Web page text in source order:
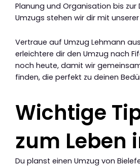
Planung und Organisation bis zur
Umzugs stehen wir dir mit unserer
Vertraue auf Umzug Lehmann
erleichtere dir den Umzug nach
noch heute, damit wir
finden, die perfekt zu deinen
Wichtige
zum Leben
Du planst einen Umzug von